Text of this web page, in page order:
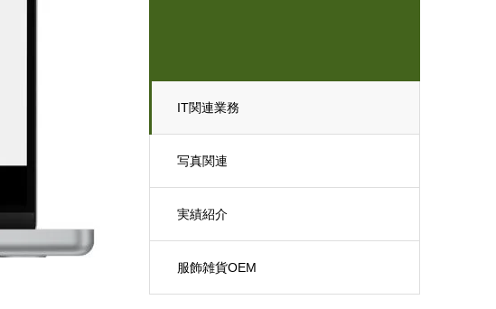
IT関連業務
写真関連
実績紹介
服飾雑貨OEM